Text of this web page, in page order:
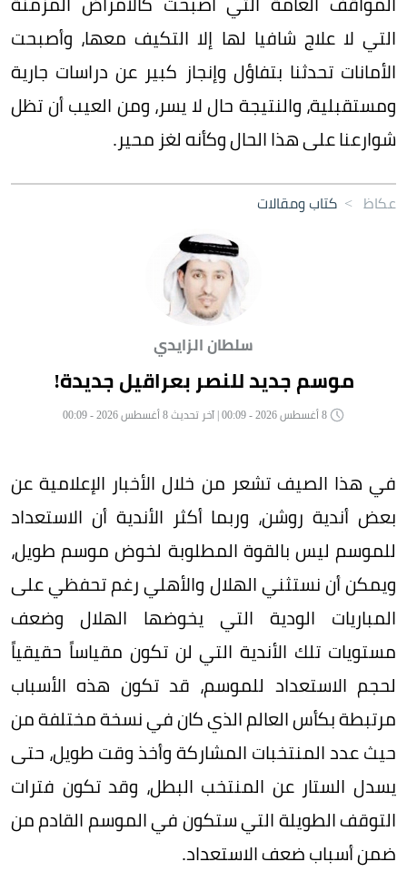
التي لا علاج شافيا لها إلا التكيف معها، وأصبحت
الأمانات تحدثنا بتفاؤل وإنجاز كبير عن دراسات جارية
ومستقبلية، والنتيجة حال لا يسر، ومن العيب أن تظل
شوارعنا على هذا الحال وكأنه لغز محير.
عكاظ > كتاب ومقالات
سلطان الزايدي
موسم جديد للنصر بعراقيل جديدة!
في هذا الصيف تشعر من خلال الأخبار الإعلامية عن
بعض أندية روشن، وربما أكثر الأندية أن الاستعداد
للموسم ليس بالقوة المطلوبة لخوض موسم طويل،
ويمكن أن نستثني الهلال والأهلي رغم تحفظي على
المباريات الودية التي يخوضها الهلال وضعف
مستويات تلك الأندية التي لن تكون مقياساً حقيقياً
لحجم الاستعداد للموسم، قد تكون هذه الأسباب
مرتبطة بكأس العالم الذي كان في نسخة مختلفة من
حيث عدد المنتخبات المشاركة وأخذ وقت طويل، حتى
يسدل الستار عن المنتخب البطل، وقد تكون فترات
التوقف الطويلة التي ستكون في الموسم القادم من
ضمن أسباب ضعف الاستعداد.